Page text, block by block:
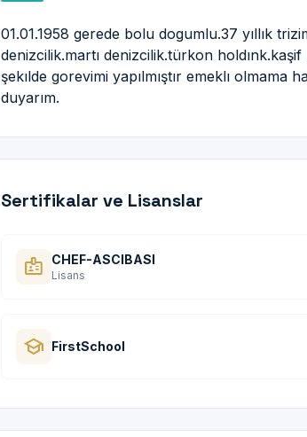
01.01.1958 gerede bolu dogumlu.37 yıllık
denizcilik.martı denizcilik.türkon
şekılde gorevimi yapılmıştır emeklı olmama
duyarım.
Sertifikalar ve Lisanslar
badge CHEF-ASCIBASI
Lisans
school FirstSchool